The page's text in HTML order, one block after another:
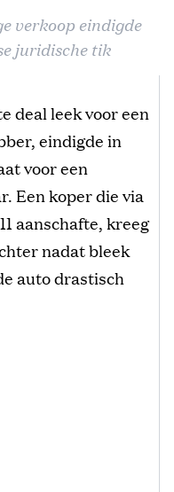
verkoop eindigde
juridische tik
deal leek voor een
eindigde in
voor een
Een koper die via
aanschafte, kreeg
nadat bleek
auto drastisch